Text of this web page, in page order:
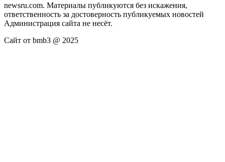
newsru.com. Материалы публикуются без искажения,
ответственность за достоверность публикуемых новостей
Администрация сайта не несёт.
Сайт от bmb3 @ 2025